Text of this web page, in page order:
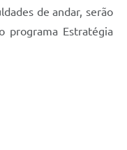
de andar, serão
programa Estratégia